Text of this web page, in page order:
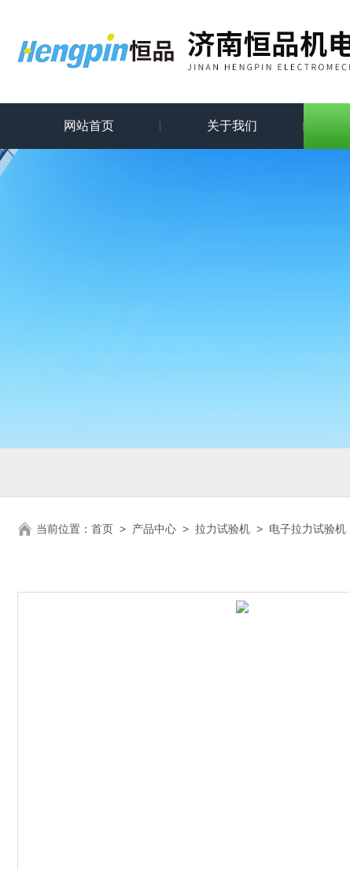
网站首页 关于我们
当前位置： 首页 > 产品中心 > 拉力试验机 > 电子拉力试验机